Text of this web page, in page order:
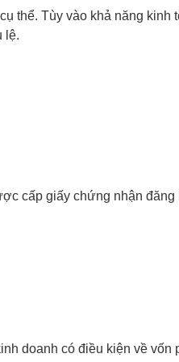
thể. Tùy vào khả năng kinh
lệ.
cấp giấy chứng nhận đăng
doanh có điều kiện về vốn